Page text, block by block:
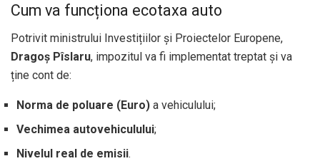
Cum va funcționa ecotaxa auto
Potrivit ministrului Investițiilor și Proiectelor Europene,
Dragoș Pîslaru, impozitul va fi implementat treptat și va
ține cont de:
Norma de poluare (Euro) a vehiculului;
Vechimea autovehiculului;
Nivelul real de emisii.